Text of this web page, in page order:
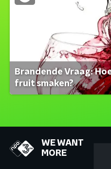
Brandende Vraag:
fruit smaken?
WE WANT
MORE